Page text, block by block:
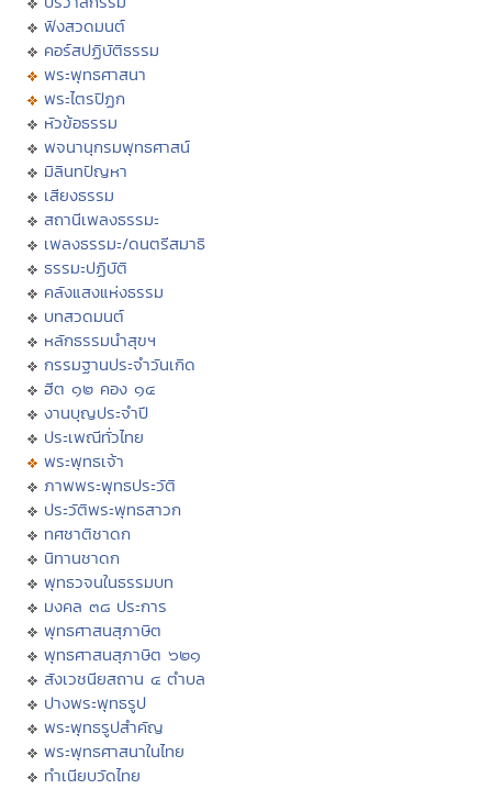
ฟังสวดมนต์
คอร์สปฏิบัติธรรม
พระพุทธศาสนา
พระไตรปิฏก
หัวข้อธรรม
พจนานุกรมพุทธศาสน์
มิลินทปัญหา
เสียงธรรม
สถานีเพลงธรรมะ
เพลงธรรมะ/ดนตรีสมาธิ
ธรรมะปฏิบัติ
คลังแสงแห่งธรรม
บทสวดมนต์
หลักธรรมนำสุขฯ
กรรมฐานประจำวันเกิด
ฮีต ๑๒ คอง ๑๔
งานบุญประจำปี
ประเพณีทั่วไทย
พระพุทธเจ้า
ภาพพระพุทธประวัติ
ประวัติพระพุทธสาวก
ทศชาติชาดก
นิทานชาดก
พุทธวจนในธรรมบท
มงคล ๓๘ ประการ
พุทธศาสนสุภาษิต
พุทธศาสนสุภาษิต ๖๒๑
สังเวชนียสถาน ๔ ตำบล
ปางพระพุทธรูป
พระพุทธรูปสำคัญ
พระพุทธศาสนาในไทย
ทำเนียบวัดไทย